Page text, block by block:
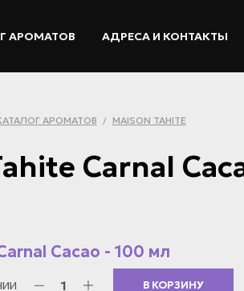
АРОМАТОВ АДРЕСА И КОНТАКТЫ
АРОМАТОВ / MAISON TAHITE
Carnal
Cacao - 100 мл
В КОРЗИНУ